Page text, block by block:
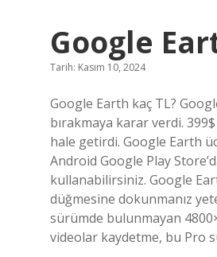
Google
Tarih: Kasım 10, 2024
Google Earth kaç TL?
bırakmaya karar verdi.
hale getirdi. Google Earth
Android Google Play
kullanabilirsiniz. Google
düğmesine dokunmanız
sürümde bulunmayan
videolar kaydetme, bu Pro